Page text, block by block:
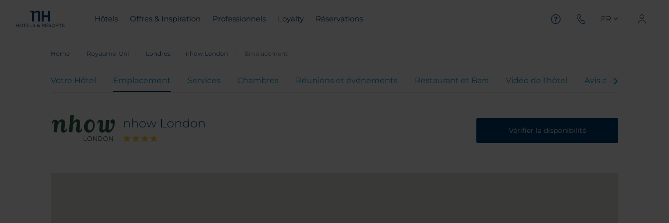
Hôtels Offres & Inspiration Professionnels Loyalty Réservations FR
Home Royaume-Uni Londres nhow London Emplacement
Votre Hôtel Emplacement Services Chambres Réunions et événements Restaurant et Bars Vidéo de l'hôtel Avis client
nhow London Vérifier la disponibilité